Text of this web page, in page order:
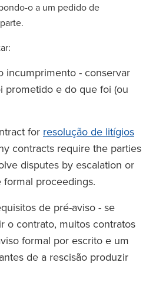
o a um pedido de
incumprimento - conservar
prometido e do que foi (ou
for resolução de litígios
contracts require the parties
disputes by escalation or
proceedings.
de pré-aviso - se
o contrato, muitos contratos
formal por escrito e um
de a rescisão produzir